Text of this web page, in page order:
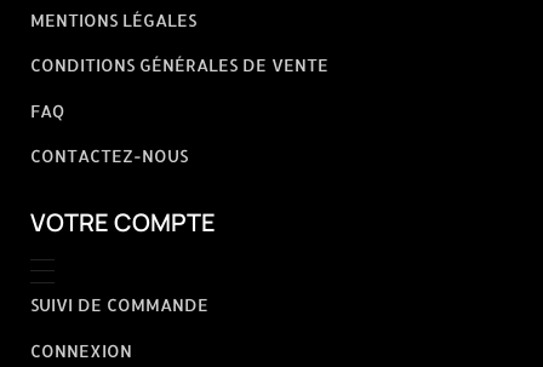
MENTIONS LÉGALES
CONDITIONS GÉNÉRALES DE VENTE
FAQ
CONTACTEZ-NOUS
VOTRE COMPTE
SUIVI DE COMMANDE
CONNEXION